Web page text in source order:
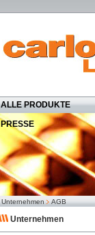
ALLE PRODUKTE
PRESSE
Unternehmen AGB
Unternehmen